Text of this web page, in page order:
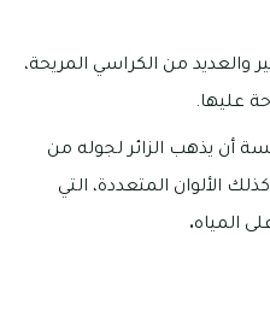
والعديد من الكراسي المريحة،
عليها.
أن يذهب الزائر لجوله من
الألوان المتعددة، التي
المياه.